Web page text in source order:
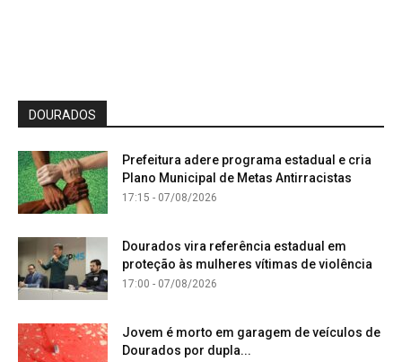
DOURADOS
Prefeitura adere programa estadual e cria
Plano Municipal de Metas Antirracistas
17:15 - 07/08/2026
Dourados vira referência estadual em
proteção às mulheres vítimas de violência
17:00 - 07/08/2026
Jovem é morto em garagem de veículos de
Dourados por dupla...